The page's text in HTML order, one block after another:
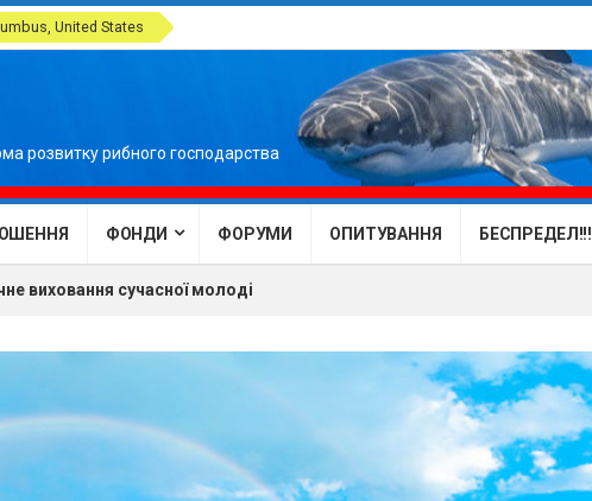
United States
розвитку рибного господарства
ФОНДИ ФОРУМИ ОПИТУВАННЯ БЕСПРЕДЕЛ!!!
виховання сучасної молоді